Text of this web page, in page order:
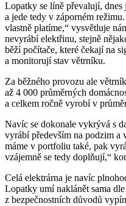
Lopatky se líně převalují,
a jede tedy v záporném
vlastně platíme,“ vysvětluje
nevyrábí elektřinu, stejně
běží počítače, které čekají na
a monitorují stav větrníku.
Za běžného provozu ale
až 4 000 průměrných
a celkem ročně vyrobí v
Navíc se dokonale vykrývá s
vyrábí především na podzim a
máme v portfoliu také, pak
vzájemně se tedy doplňují,“
Celá elektrárna je navíc
Lopatky umí naklánět sama
z bezpečnostních důvodů